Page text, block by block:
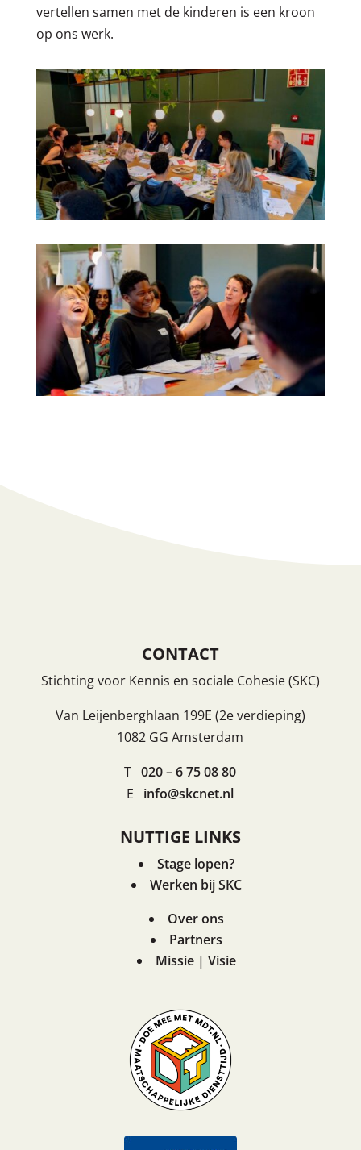
vertellen samen met de kinderen is een kroon
op ons werk.
CONTACT
Stichting voor Kennis en sociale Cohesie (SKC)
Van Leijenberghlaan 199E (2e verdieping)
1082 GG Amsterdam
T020 – 6 75 08 80
E info@skcnet.nl
NUTTIGE LINKS
Stage lopen?
Werken bij SKC
Over ons
Partners
Missie | Visie